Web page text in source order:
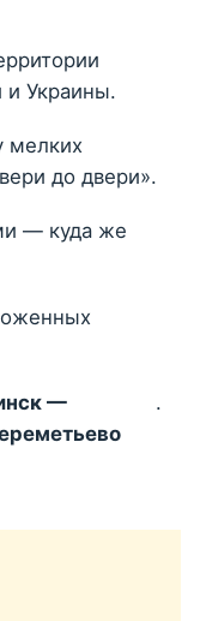
и Украины.
мелких
до двери».
— куда же
—
.